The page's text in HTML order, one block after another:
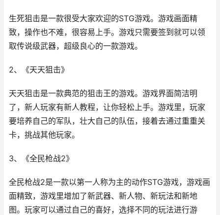
生死狙击是一款很受大家欢迎的STG游戏。游戏画面精
致，操作也不难，很容易上手。游戏只需要签到就可以领
取传说级武器，超级良心的一款游戏。
2、《天天狙击》
天天狙击是一款典范的狙击王的游戏。游戏界面简洁明
了，新人玩家有新人教程，让你轻松上手。游戏里，玩家
要培养自己的军队，壮大自己的队伍，接着去通过重重关
卡，挑战其他玩家。
3、《全民枪战2》
全民枪战2是一款以第一人称为主的动作STG游戏，游戏画
面精致，游戏里增加了新武器、新人物、新玩法和新地
图。玩家可以通过自己的喜好，选择不同的玩法进行游